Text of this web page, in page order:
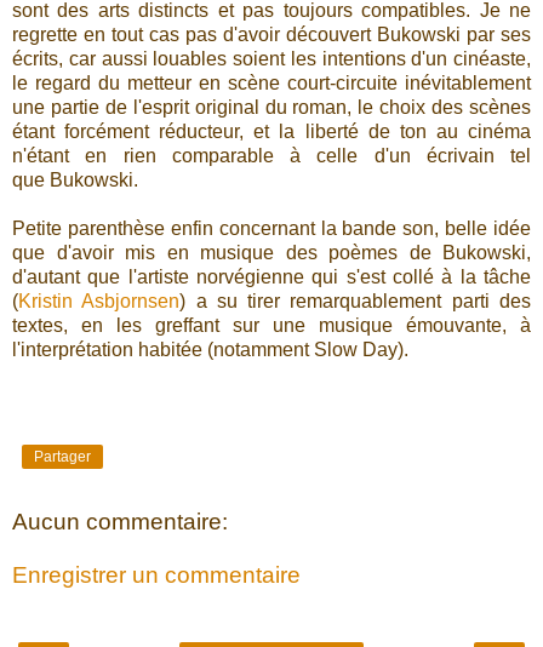
sont des arts distincts et pas toujours compatibles. Je ne
regrette en tout cas pas d'avoir découvert Bukowski par ses
écrits, car aussi louables soient les intentions d'un cinéaste,
le regard du metteur en scène court-circuite inévitablement
une partie de l'esprit original du roman, le choix des scènes
étant forcément réducteur, et la liberté de ton au cinéma
n'étant en rien comparable à celle d'un écrivain tel
que Bukowski.
Petite parenthèse enfin concernant la bande son, belle idée
que d'avoir mis en musique des poèmes de Bukowski,
d'autant que l'artiste norvégienne qui s'est collé à la tâche
(Kristin Asbjornsen) a su tirer remarquablement parti des
textes, en les greffant sur une musique émouvante, à
l'interprétation habitée (notamment Slow Day).
Partager
Aucun commentaire:
Enregistrer un commentaire